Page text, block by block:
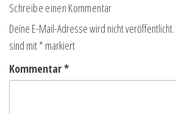
Schreibe einen Kommentar
Deine E-Mail-Adresse wird nicht veröffentlicht.
sind mit* markiert
Kommentar*